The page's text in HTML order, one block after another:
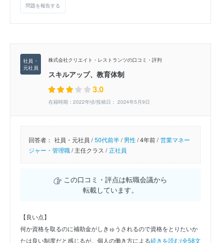
問題を報告する
株式会社クリエイト・レストランツの口コミ・評判
スキルアップ、教育体制
3.0
在籍時期：2022年頃/投稿日： 2024年5月9日
回答者： 社員・元社員 / 50代前半/男性/4年前 / 営業マネー
ジャー・管理職/主任クラス / 正社員
この口コミ・評点は転職会議から
転載しています。
【良い点】
何か資格を取るのに補助金がしきゅうされるので資格をとりたいか
たは良い制度だと感じるが、個人の働き方による続きを読む(全58文